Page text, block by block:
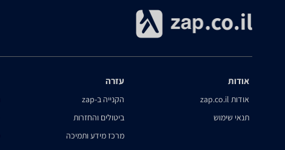
אודות
אודות zap.co.il
תנאי שימוש
עזרה
הקנייה ב-zap
ביטולים והחזרות
מרכז מידע ותמיכה